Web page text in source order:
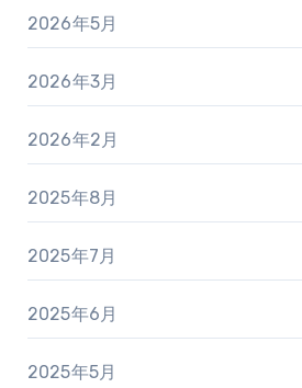
2026年5月
2026年3月
2026年2月
2025年8月
2025年7月
2025年6月
2025年5月